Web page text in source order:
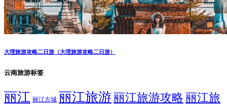
大理旅游攻略二日游（大理旅游攻略二日游）
云南旅游标签
丽江 丽江古城 丽江旅游 丽江旅游攻略 丽江旅